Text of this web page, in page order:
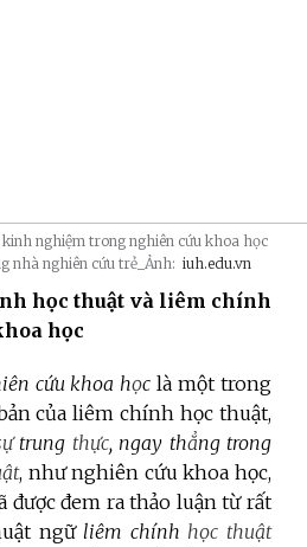
nghiệm trong nghiên cứu khoa học
nhà nghiên cứu trẻ_Ảnh: iuh.edu.vn
học thuật và liêm chính
học
cứu khoa học là một trong
của liêm chính học thuật,
trung thực, ngay thẳng trong
, như nghiên cứu khoa học,
được đem ra thảo luận từ rất
ngữ liêm chính học thuật